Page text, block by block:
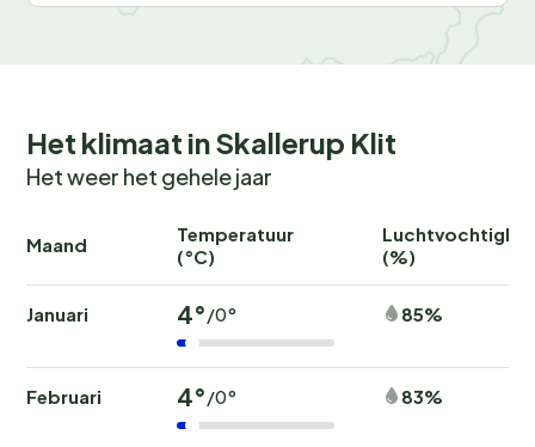
Het klimaat in Skallerup Klit
Het weer het gehele jaar
Maand
Temperatuur
(°C)
(%)
Januari 4°/0° 85%
Februari 4°/0° 83%